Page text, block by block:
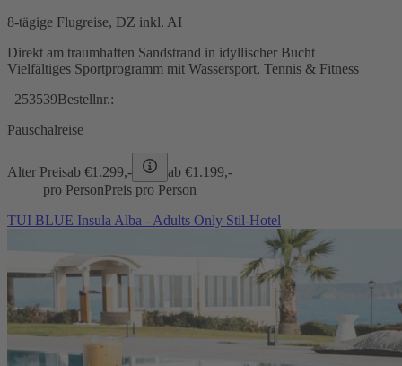
8-tägige Flugreise, DZ inkl. AI
Direkt am traumhaften Sandstrand in idyllischer Bucht
Vielfältiges Sportprogramm mit Wassersport, Tennis & Fitness
253539Bestellnr.:
Pauschalreise
Alter Preisab €1.299,- ab €1.199,-
pro PersonPreis pro Person
TUI BLUE Insula Alba - Adults Only Stil-Hotel